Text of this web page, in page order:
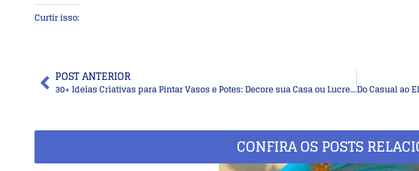
Curtir isso:
POST ANTERIOR
30+ Ideias Criativas para Pintar Vasos e Potes: Decore sua Casa ou Lucre VendendoDo Casual ao
CONFIRA OS POSTS